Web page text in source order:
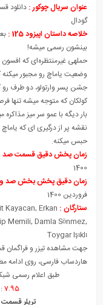
عنوان سریال چوکور :
گودال
خلاصه داستان اپیزود 125 :
بینشون رسمی میشه!
حملهی غیرمنتظره‌ای که
وضعیت یاماچ رو مجبور
جشن پسر وارتولو، دو طرف رو
کولکان که متوجه میشه تنها
بار دیگه با عمو سر میز مذاکره
نقشه‌ پر از درگیری ای که
حبس میکنه.
زمان پخش دقیق قسمت صد
1400
زمان دقیق پخش بخش صد و
فروردین 1400
ستارگان : Kayacan, Erkan
Memili, Damla Sönmez,
Toygar Işıklı
هاردساب فارسی، روی ادامه
طبق اعلام رسمی
7.95
تریلر قسمت 125